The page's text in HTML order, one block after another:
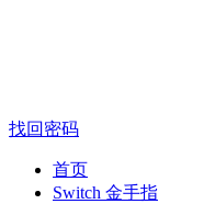
找回密码
首页
Switch 金手指